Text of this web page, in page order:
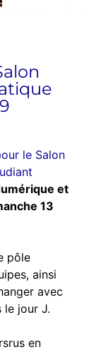
le Salon
et
13
pôle
ainsi
avec
le jour J.
en